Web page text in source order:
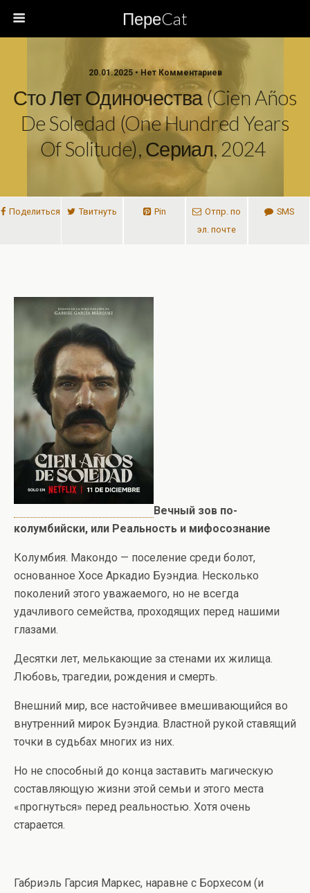
ПереCat
20.01.2025 • Нет Комментариев
Сто Лет Одиночества (Cien Años
De Soledad (One Hundred Years
Of Solitude), Сериал, 2024
Поделиться Твитнуть Pin
Отпр. по
эл. почте
SMS
Вечный зов по-
колумбийски, или Реальность и мифосознание
Колумбия. Макондо — поселение среди болот,
основанное Хосе Аркадио Буэндиа. Несколько
поколений этого уважаемого, но не всегда
удачливого семейства, проходящих перед нашими
глазами.
Десятки лет, мелькающие за стенами их жилища.
Любовь, трагедии, рождения и смерть.
Внешний мир, все настойчивее вмешивающийся во
внутренний мирок Буэндиа. Властной рукой ставящий
точки в судьбах многих из них.
Но не способный до конца заставить магическую
составляющую жизни этой семьи и этого места
«прогнуться» перед реальностью. Хотя очень
старается.
Габриэль Гарсия Маркес, наравне с Борхесом (и